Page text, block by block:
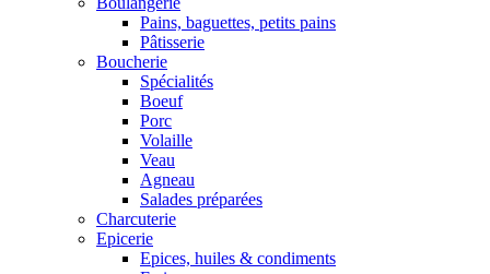
Pains, baguettes, petits pains
Pâtisserie
Boucherie
Spécialités
Boeuf
Porc
Volaille
Veau
Agneau
Salades préparées
Charcuterie
Epicerie
Epices, huiles & condiments